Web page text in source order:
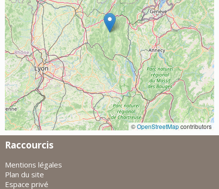
©OpenStreetMapcontributors
Raccourcis
Mentions légales
Plan du site
Espace privé